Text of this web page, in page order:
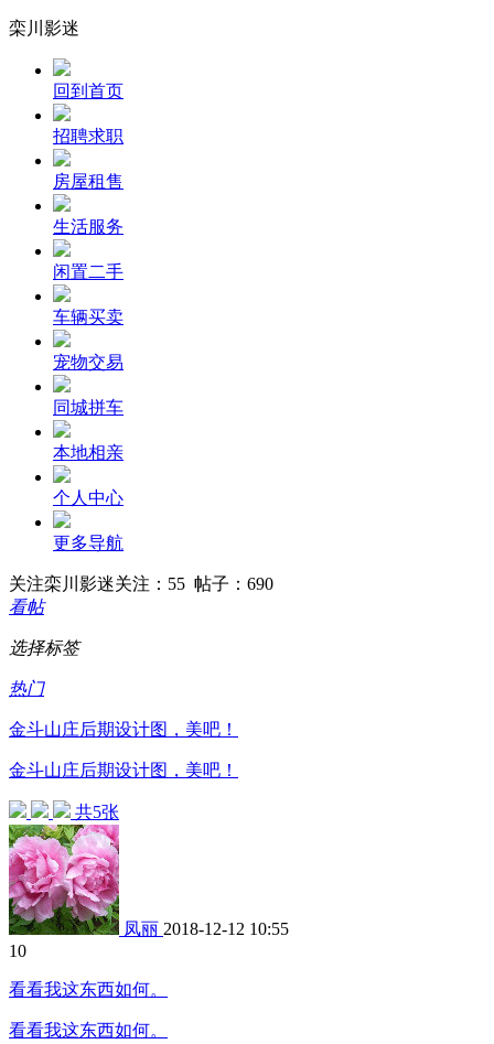
栾川影迷
回到首页
招聘求职
房屋租售
生活服务
闲置二手
车辆买卖
宠物交易
同城拼车
本地相亲
个人中心
更多导航
关注栾川影迷关注：55 帖子：690
看帖
选择标签
热门
金斗山庄后期设计图，美吧！
金斗山庄后期设计图，美吧！
共5张
凤丽 2018-12-12 10:55
10
看看我这东西如何。
看看我这东西如何。